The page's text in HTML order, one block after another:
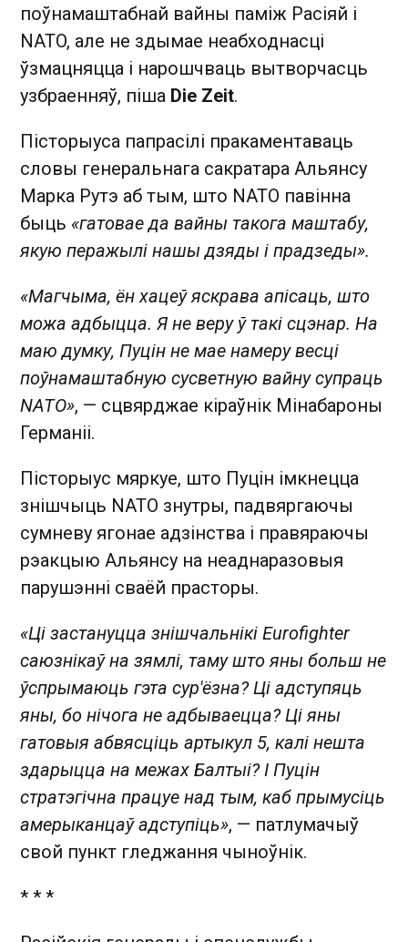
поўнамаштабнай вайны паміж Расіяй і
NATO, але не здымае неабходнасці
ўзмацняцца і нарошчваць вытворчасць
узбраенняў, піша Die Zeit.
Пісторыуса папрасілі пракаментаваць
словы генеральнага сакратара Альянсу
Марка Рутэ аб тым, што NATO павінна
быць «гатовае да вайны такога маштабу,
якую перажылі нашы дзяды і прадзеды».
«Магчыма, ён хацеў яскрава апісаць, што
можа адбыцца. Я не веру ў такі сцэнар. На
маю думку, Пуцін не мае намеру весці
поўнамаштабную сусветную вайну супраць
NATO», — сцвярджае кіраўнік Мінабароны
Германіі.
Пісторыус мяркуе, што Пуцін імкнецца
знішчыць NATO знутры, падвяргаючы
сумневу ягонае адзінства і правяраючы
рэакцыю Альянсу на неаднаразовыя
парушэнні сваёй прасторы.
«Ці застануцца знішчальнікі Eurofighter
саюзнікаў на зямлі, таму што яны больш не
ўспрымаюць гэта сур'ёзна? Ці адступяць
яны, бо нічога не адбываецца? Ці яны
гатовыя абвясціць артыкул 5, калі нешта
здарыцца на межах Балтыі? І Пуцін
стратэгічна працуе над тым, каб прымусіць
амерыканцаў адступіць», — патлумачыў
свой пункт гледжання чыноўнік.
* * *